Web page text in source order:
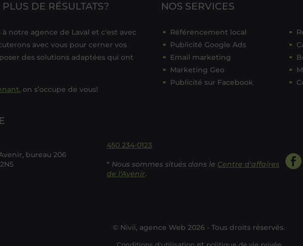
DE RÉSULTATS?
notre agence de Laval et c'est avec
avec vous pour cerner vos
des solutions adaptées qui ont
, on s’occupe de vous!
NOS SERVICES
Référencement local
Publicité Google Ads
Email marketing
Marketing Geo
Publicité sur Facebook
bureau 206
450 234-0123
* Nous sommes situés dans le Centre d'affaires
de l'Avenir.
© Nivii, agence Web 2026 - Tous droits réservés.